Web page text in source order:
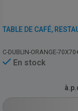
C-DUBLIN-ORANGE-
En stock